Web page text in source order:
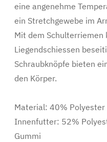
eine angenehme
ein Stretchgewebe im
Mit dem Schulterriemen
Liegendschiessen
Schraubknöpfe bieten
den Körper.
Material: 40%
Innenfutter: 52%
Gummi